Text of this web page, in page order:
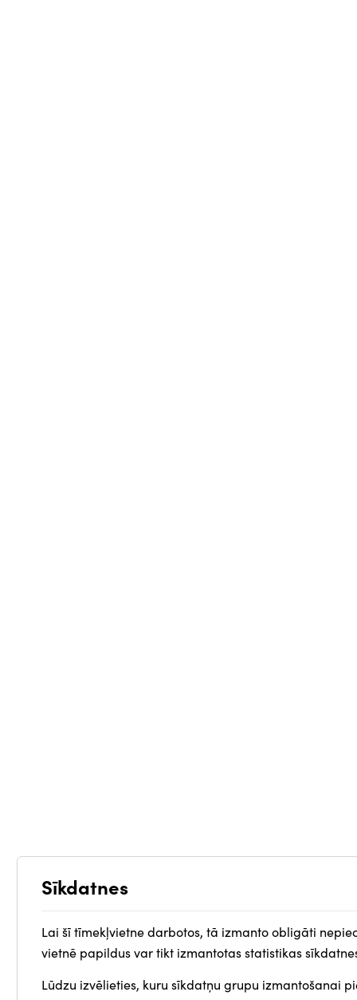
Sīkdatnes
Lai šī tīmekļvietne darbotos, tā izmanto obligāti
vietnē papildus var tikt izmantotas statistikas
Lūdzu izvēlieties, kuru sīkdatņu grupu izmantošanai